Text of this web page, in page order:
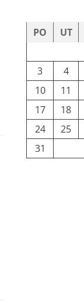
PO UT
3
4
10
11
17
18
24
25
31